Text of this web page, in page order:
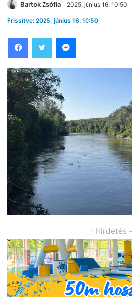
Bartok Zsófia 2025, június 16. 10:50
Frissítve: 2025, június 16. 10:50
- Hirdetés -